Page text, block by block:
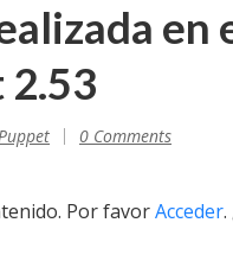
en
0 Comments
Por favorAcceder